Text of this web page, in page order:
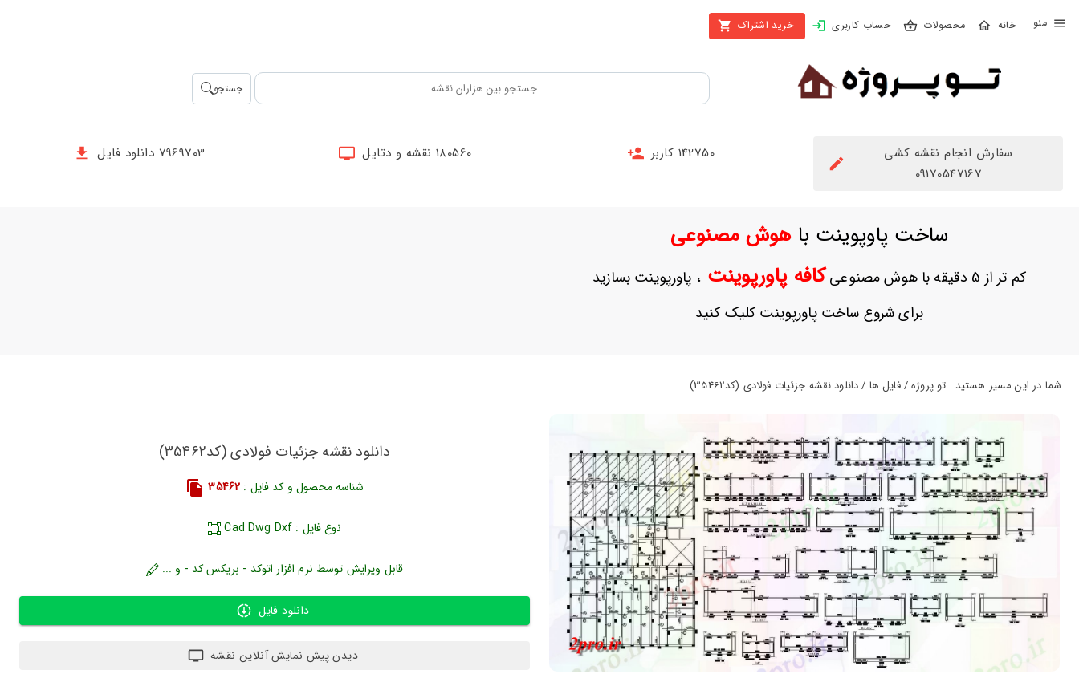
محصولات حساب کاربری خرید اشتراک
بستن
محصولات
حساب
ثبت
بازیابی
رمز
عبور
ها
جستجو
سفارش انجام نقشه کشی
09170547167
142750 کاربر 180560 نقشه و دتایل 7969703 دانلود فایل
ساخت پاوپوینت باهوش مصنوعی
کم تر از 5 دقیقه با هوش مصنوعی کافه پاورپوینت، پاورپوینت بسازید
برای شروع ساخت پاورپوینت کلیک کنید
شما در این مسیر هستید : تو پروژه / فایل ها / دانلود نقشه جزئیات فولادی (کد35462)
دانلود نقشه جزئیات فولادی (کد35462)
شناسه محصول و کد فایل : 35462
نوع فایل : Cad Dwg Dxf
قابل ویرایش توسط نرم افزار اتوکد - بریکس کد - و ...
دانلود فایل
دیدن پیش نمایش آنلاین نقشه